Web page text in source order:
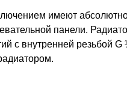
имеют
панели.
с внутренней резьбой